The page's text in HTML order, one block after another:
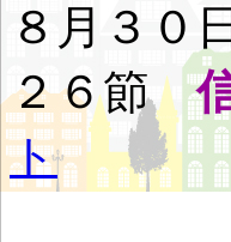
８月３
２６節
ト